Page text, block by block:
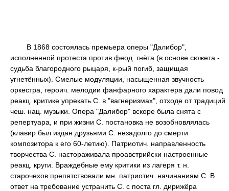
В 1868 состоялась премьера оперы "Далибор",
исполненной протеста против феод. гнёта (в основе сюжета -
судьба благородного рыцаря, к-рый погиб, защищая
угнетённых). Смелые модуляции, насыщенная звучность
оркестра, героич. мелодии фанфарного характера дали повод
реакц. критике упрекать С. в "вагнеризмах", отходе от традиций
чеш. нац. музыки. Опера "Далибор" вскоре была снята с
репертуара, и при жизни С. постановка не возобновлялась
(клавир был издан друзьями С. незадолго до смерти
композитора к его 60-летию). Патриотич. направленность
творчества С. настораживала проавстрийски настроенные
реакц. круги. Враждебные ему критики из лагеря т. н.
старочехов препятствовали мн. патриотич. начинаниям С. В
ответ на требование устранить С. с поста гл. дирижёра